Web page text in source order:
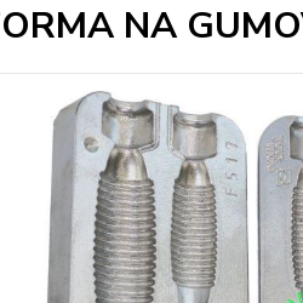
NA